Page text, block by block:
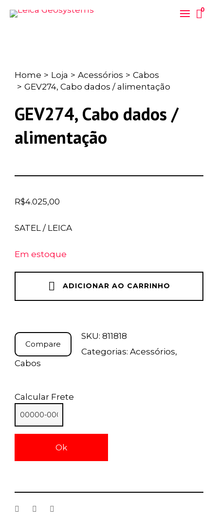
0
Home > Loja > Acessórios > Cabos
> GEV274, Cabo dados / alimentação
GEV274, Cabo dados /
alimentação
R$4.025,00
SATEL / LEICA
Em estoque
ADICIONAR AO CARRINHO
Compare
SKU: 811818
Categorias: Acessórios,
Cabos
Calcular Frete
Ok